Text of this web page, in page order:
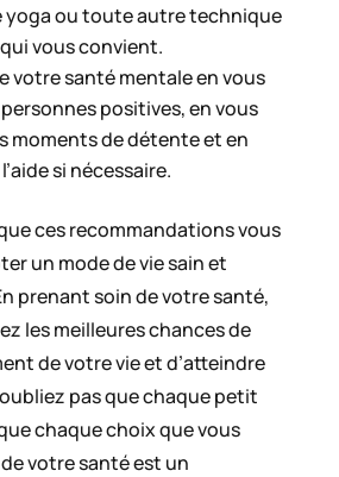
yoga ou toute autre technique
vous convient.
votre santé mentale en vous
positives, en vous
moments de détente et en
si nécessaire.
ces recommandations vous
un mode de vie sain et
prenant soin de votre santé,
les meilleures chances de
de votre vie et d’atteindre
pas que chaque petit
chaque choix que vous
votre santé est un